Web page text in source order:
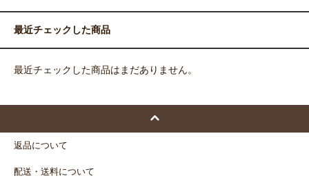
最近チェックした商品
最近チェックした商品はまだありません。
返品について
配送・送料について